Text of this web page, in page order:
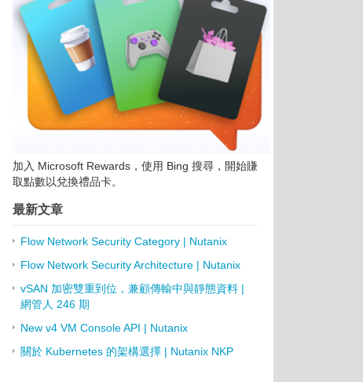
加入 Microsoft Rewards，使用 Bing 搜尋，開始賺
取點數以兌換禮品卡。
最新文章
Flow Network Security Category | Nutanix
Flow Network Security Architecture | Nutanix
vSAN 加密雙重到位，兼顧傳輸中與靜態資料 |
網管人 246 期
New v4 VM Console API | Nutanix
關於 Kubernetes 的架構選擇 | Nutanix NKP